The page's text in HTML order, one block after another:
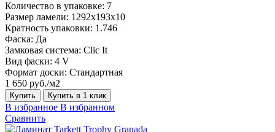
Количество в упаковке: 7
Размер ламели: 1292х193х10
Кратность упаковки: 1.746
Фаска: Да
Замковая система: Clic It
Вид фаски: 4 V
Формат доски: Стандартная
1 650 руб./м2
Купить Купить в 1 клик
В избранное В избранном
Сравнить